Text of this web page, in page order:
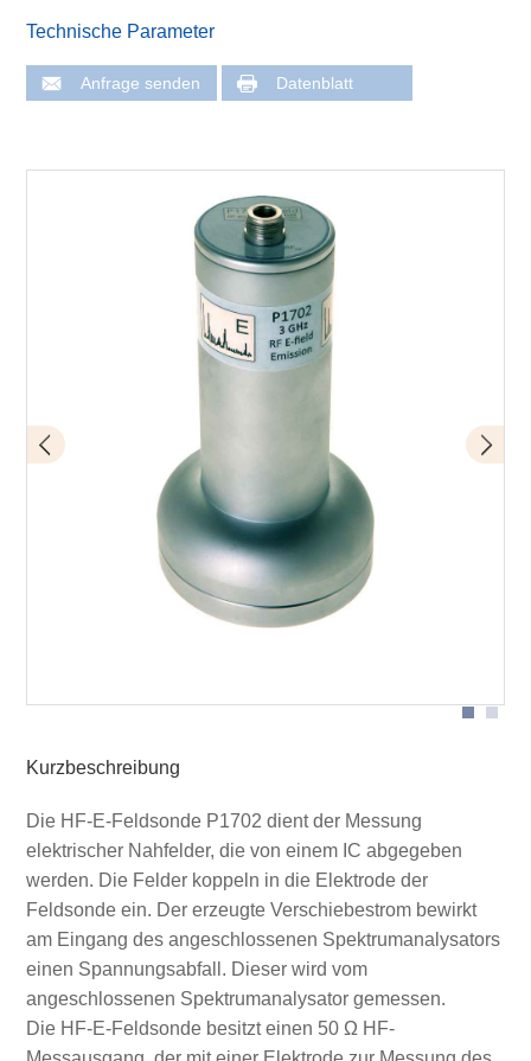
Technische Parameter
Anfrage senden Datenblatt
Kurzbeschreibung
Die HF-E-Feldsonde P1702 dient der Messung
elektrischer Nahfelder, die von einem IC abgegeben
werden. Die Felder koppeln in die Elektrode der
Feldsonde ein. Der erzeugte Verschiebestrom bewirkt
am Eingang des angeschlossenen Spektrumanalysators
einen Spannungsabfall. Dieser wird vom
angeschlossenen Spektrumanalysator gemessen.
Die HF-E-Feldsonde besitzt einen 50 Ω HF-